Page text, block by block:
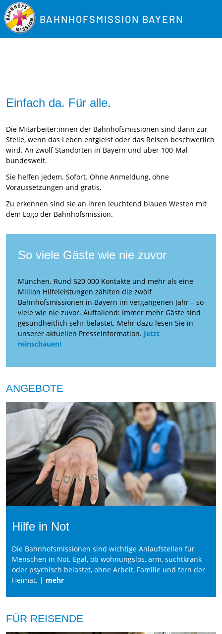
BAHNHOFSMISSION BAYERN
Einfach da. Für alle.
Die Mitarbeiter:innen der Bahnhofsmissionen sind dann zur
Stelle, wenn das Leben entgleist oder das Reisen beschwerlich
wird. An zwölf Standorten in Bayern und über 100-Mal
bundesweit.
Sie helfen jedem. Sofort. Ohne Anmeldung, ohne
Voraussetzungen und gratis.
Zu erkennen sind sie an ihren leuchtend blauen Westen mit
dem Logo der Bahnhofsmission.
So viele Gäste wie nie zuvor
München. Rund 620 000 Kontakte und mehr als eine
Million Hilfeleistungen zählten die zwölf
Bahnhofsmissionen in Bayern im vergangenen Jahr – so
viele wie nie zuvor. Auffallend: Immer mehr Gäste sind
gesundheitlich sehr belastet. Mehr dazu lesen Sie in
unserer aktuellen Presseinformation. Jetzt
reinschauen!
ANGEBOTE
Hilfe in Not
Die Bahnhofsmissionen sind wichtige Anlaufstellen für
Menschen in Not. Egal, ob wohnungslos, arm, suchtkrank
oder psychisch belastet, ohne Arbeit, Familie und fern der
Heimat. | mehr
FÜR REISENDE